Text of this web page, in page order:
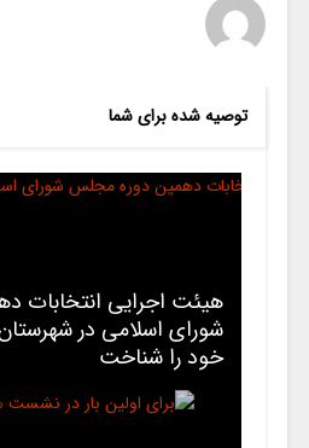
توصیه شده برای شما
هیئت اجرایی انتخابات
شورای اسلامی در
خود را شناخت